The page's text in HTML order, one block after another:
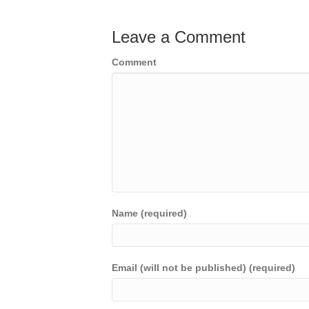
Leave a Comment
Comment
Name (required)
Email (will not be published) (required)